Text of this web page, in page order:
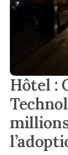
Hôtel :